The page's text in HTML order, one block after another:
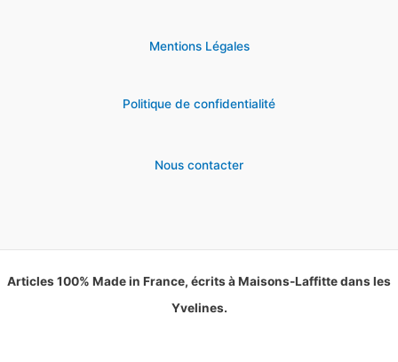
Mentions Légales
Politique de confidentialité
Nous contacter
Articles 100% Made in France, écrits à Maisons-Laffitte dans les
Yvelines.